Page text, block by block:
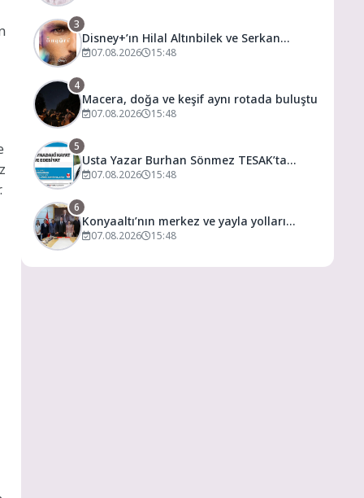
3
Disney+’ın Hilal Altınbilek ve Serkan
Çayoğlu’nun Başrollerinde Yer Aldığı
Uyandıran İlk Tanıtımı Yayımlandı
07.08.2026 15:48
4
Macera, doğa ve keşif aynı rotada buluştu
07.08.2026 15:48
5
Usta Yazar Burhan Sönmez TESAK’ta
Okurlarıyla Buluşuyor
07.08.2026 15:48
6
Konyaaltı’nın merkez ve yayla yolları
yenilenecek
07.08.2026 15:48